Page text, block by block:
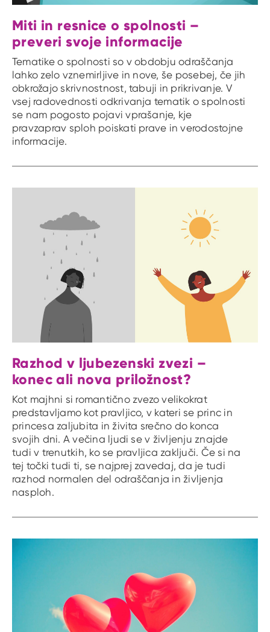
Miti in resnice o spolnosti –
preveri svoje informacije
Tematike o spolnosti so v obdobju odraščanja
lahko zelo vznemirljive in nove, še posebej, če jih
obkrožajo skrivnostnost, tabuji in prikrivanje. V
vsej radovednosti odkrivanja tematik o spolnosti
se nam pogosto pojavi vprašanje, kje
pravzaprav sploh poiskati prave in verodostojne
informacije.
Razhod v ljubezenski zvezi –
konec ali nova priložnost?
Kot majhni si romantično zvezo velikokrat
predstavljamo kot pravljico, v kateri se princ in
princesa zaljubita in živita srečno do konca
svojih dni. A večina ljudi se v življenju znajde
tudi v trenutkih, ko se pravljica zaključi. Če si na
tej točki tudi ti, se najprej zavedaj, da je tudi
razhod normalen del odraščanja in življenja
nasploh.